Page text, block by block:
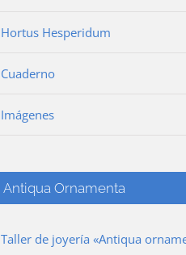
Hortus Hesperidum
Cuaderno
Imágenes
Antiqua Ornamenta
Taller de joyería «Antiqua